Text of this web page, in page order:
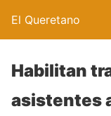
El Queretano
Habilitan
asistentes